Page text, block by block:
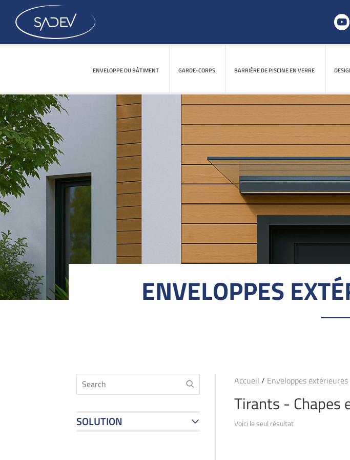
ENVELOPPE DU BÂTIMENT GARDE-CORPS BARRIÈRE DE PISCINE EN VERRE
ENVELOPPES
Accueil / Enveloppes extérieures
Tirants - Chapes
Voici le seul résultat
SOLUTION